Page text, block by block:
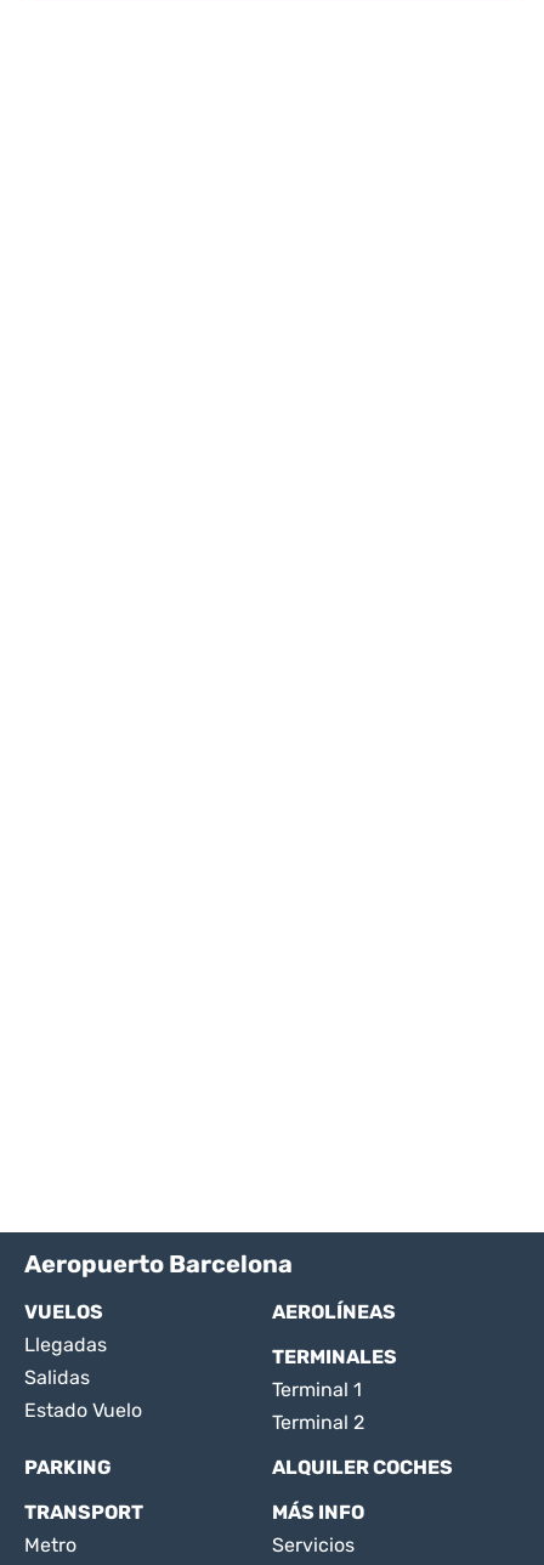
Aeropuerto Barcelona
VUELOS
Llegadas
Salidas
Estado Vuelo
AEROLÍNEAS
TERMINALES
Terminal 1
Terminal 2
PARKING
ALQUILER COCHES
TRANSPORT
Metro
MÁS INFO
Servicios